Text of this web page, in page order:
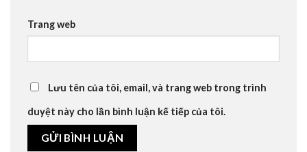
Trang web
Lưu tên của tôi, email, và trang web trong trình
duyệt này cho lần bình luận kế tiếp của tôi.